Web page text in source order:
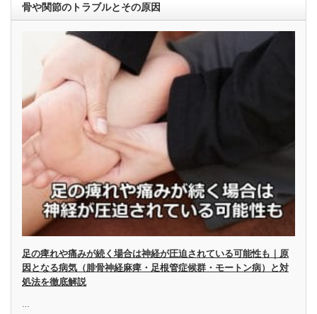
骨や関節のトラブルとその原因
足の痺れや痛みが続く場合は神経が圧迫されている可能性も｜原
因となる病気（腓骨神経麻痺・足根管症候群・モートン病）と対
処法を徹底解説